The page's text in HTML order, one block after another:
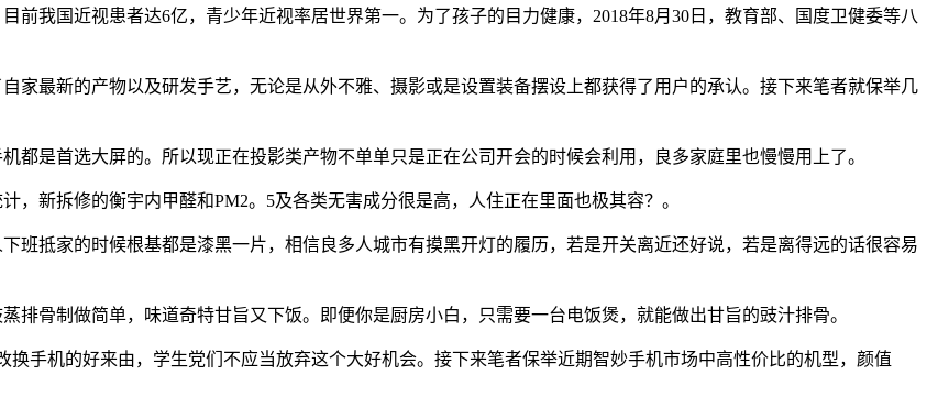
前我国近视患者达6亿，青少年近视率居世界第一。为了孩子的目力健康，2018年8月30日，教育部、国度卫健委等八
最新的产物以及研发手艺，无论是从外不雅、摄影或是设置装备摆设上都获得了用户的承认。接下来笔者就保举几
是首选大屏的。所以现正在投影类产物不单单只是正在公司开会的时候会利用，良多家庭里也慢慢用上了。
新拆修的衡宇内甲醛和PM2。5及各类无害成分很是高，人住正在里面也极其容？。
抵家的时候根基都是漆黑一片，相信良多人城市有摸黑开灯的履历，若是开关离近还好说，若是离得远的话很容易
骨制做简单，味道奇特甘旨又下饭。即便你是厨房小白，只需要一台电饭煲，就能做出甘旨的豉汁排骨。
机的好来由，学生党们不应当放弃这个大好机会。接下来笔者保举近期智妙手机市场中高性价比的机型，颜值